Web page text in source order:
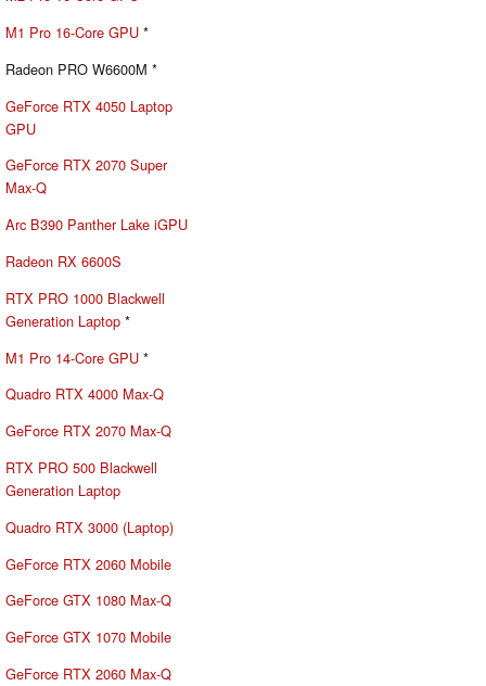
M1 Pro 16-Core GPU *
Radeon PRO W6600M *
GeForce RTX 4050 Laptop
GPU
GeForce RTX 2070 Super
Max-Q
Arc B390 Panther Lake iGPU
Radeon RX 6600S
RTX PRO 1000 Blackwell
Generation Laptop *
M1 Pro 14-Core GPU *
Quadro RTX 4000 Max-Q
GeForce RTX 2070 Max-Q
RTX PRO 500 Blackwell
Generation Laptop
Quadro RTX 3000 (Laptop)
GeForce RTX 2060 Mobile
GeForce GTX 1080 Max-Q
GeForce GTX 1070 Mobile
GeForce RTX 2060 Max-Q